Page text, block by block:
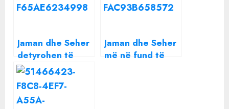
Jaman dhe Seher
detyrohen të
ndahen, nesër në
“Amaneti”
Jaman dhe Seher
më në fund të